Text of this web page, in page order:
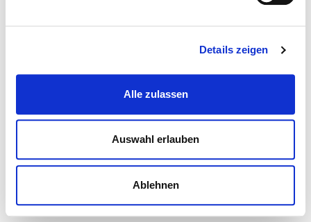
Details zeigen
Alle zulassen
Auswahl erlauben
Ablehnen